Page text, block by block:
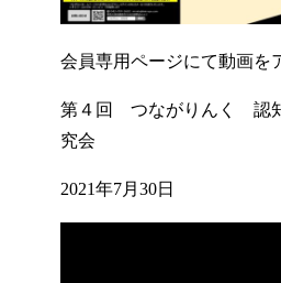
会員専用ページにて動画を
第４回 つながりんく 認
究会
2021年7月30日